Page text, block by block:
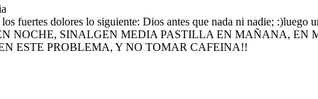
fuertes dolores lo siguiente: Dios antes que nada ni nadie;
NOCHE, SINALGEN MEDIA PASTILLA EN MAÑANA, EN
ESTE PROBLEMA, Y NO TOMAR CAFEINA!!